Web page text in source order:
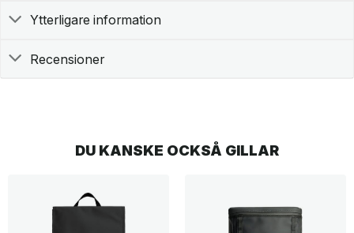
Ytterligare information
Recensioner
DU KANSKE OCKSÅ GILLAR